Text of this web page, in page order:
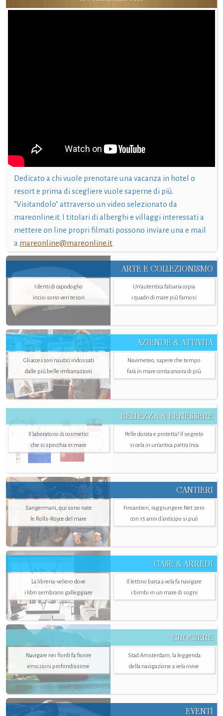
Dedicato a chi vuole prenotare una vacanza in hotel o
resort e prima di scegliere vuole saperne di più.
"Visitandolo" attraverso un video selezionato da
mareonline.it. I titolari di alberghi e villaggi interessati a
mettere on line propri filmati possono inviare una e mail
a mareonline@mareonline.it
ARTE E COLLEZIONISMO
I denti di capodoglio
incisi sono veri tesori
Un’autentica falsaria copia
i quadri di mare più famosi
AZIENDE & ATTIVITÀ
Gli accessori nautici indossati
dalle più belle imbarcazioni
Navimeteo, sapere che tempo
farà in mare conta ancora di più
BELLEZZA & BENESSERE
Il laboratorio di cosmetici
che si specchia in mare
Pelle dorata e protetta? Il segreto
si cela in un’antica pietra Inca
CANTIERI
Sangermani, qui sono nate
le Rolls-Royce del mare
Fincantieri, raggiungere Net zero
con 15 anni d'anticipo si può
CASE & ARREDI
La libreria-veliero dove
i libri sembrano galleggiare
Il lettino barca a vela fa navigare
i bimbi in un mare di sogni
CROCIERE
Navigare nei fiordi fa fiorire
emozioni profondissime
Stad Amsterdam, la leggenda
della navigazione a vela rivive
EVENTI